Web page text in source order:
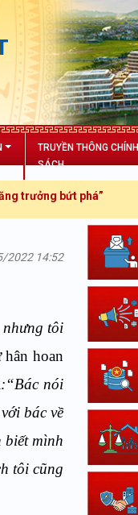
TRUYỀN THÔNG CHÍNH
SÁCH
bứt phá”
2022 14:52
tôi
hoan
:“Bác nói
bác về
biết mình
tôi cũng